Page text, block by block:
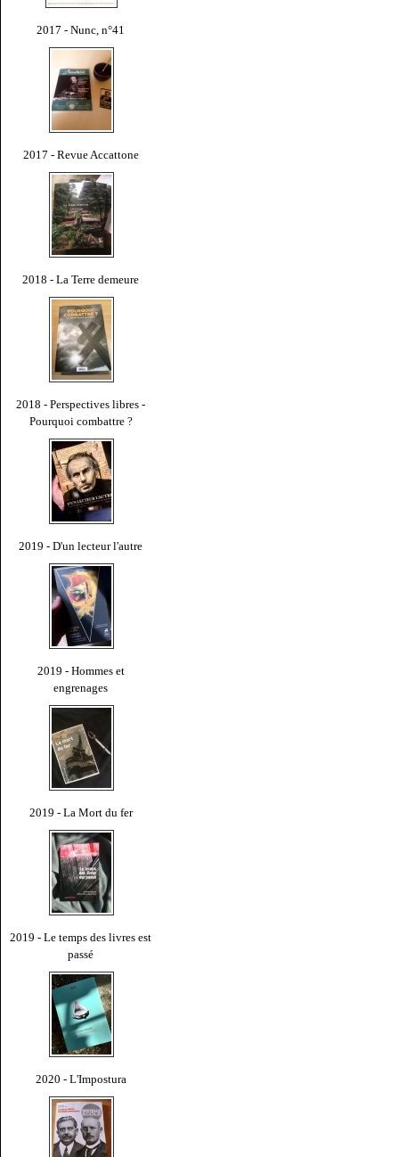
2017 - Nunc, n°41
2017 - Revue Accattone
2018 - La Terre demeure
2018 - Perspectives libres -
Pourquoi combattre ?
2019 - D'un lecteur l'autre
2019 - Hommes et
engrenages
2019 - La Mort du fer
2019 - Le temps des livres est
passé
2020 - L'Impostura